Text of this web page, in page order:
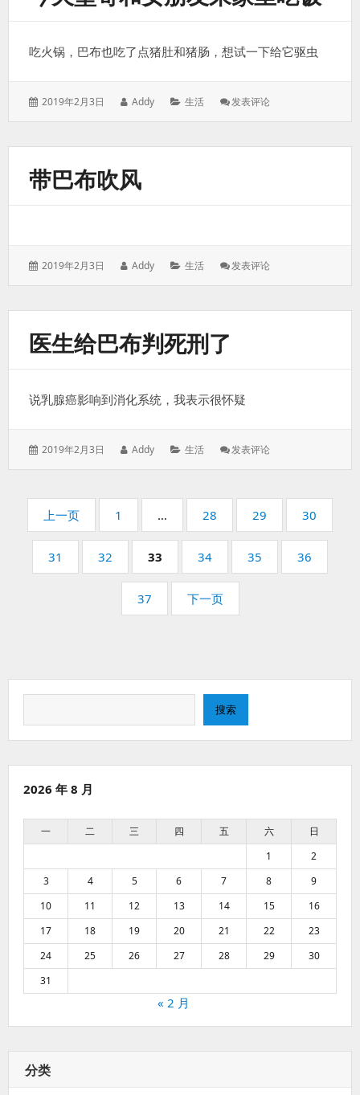
天
了，
走
了
吃火锅，巴布也吃了点猪肚和猪肠，想试一下给它驱虫
发
2019年2月3日
作
Addy
分
生活 发表评论: 今
哥
吃
饭
带巴布吹风
发
2019年2月3日
作
Addy
分
生活 发表评论: 带
吹
医生给巴布判死刑了
说乳腺癌影响到消化系统，我表示很怀疑
发
2019年2月3日
作
Addy
分
生活 发表评论: 医
死
了
上一页
页
码：
1 …
页
码：
28
页
码：
29
页
码：
30
页
码：
31
页
码：
32
页
码：
33
页
码：
34
页
码：
35
页
码：
36
页
码：
37 下一页
搜索
2026 年 8 月
一 二 三 四 五 六
日
1
2
3
4 5 6 7 8
9
10
11 12 13 14 15
16
17
18 19 20 21 22
23
24
25 26 27 28 29
30
31
« 2 月
分类